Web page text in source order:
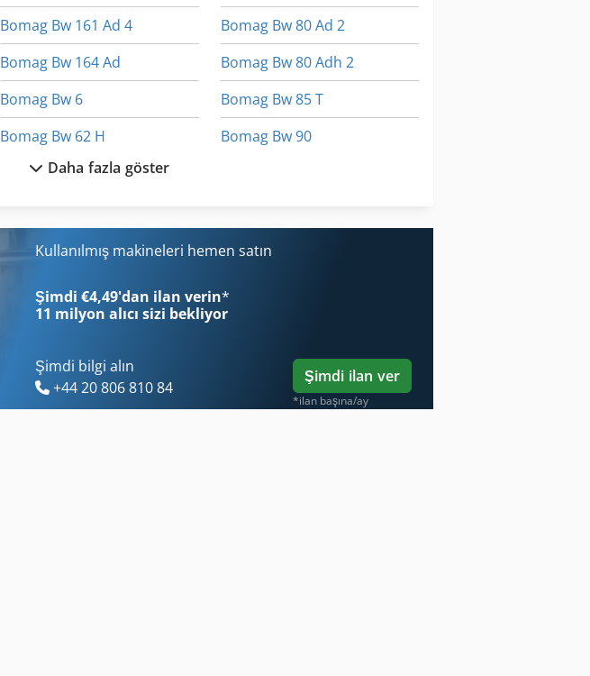
Bomag Bw 161 Ad 4
Bomag Bw 164 Ad
Bomag Bw 6
Bomag Bw 62 H
Bomag Bw 65 H
Bomag Bw 75 S
Bomag Bw 80 Ad 2
Bomag Bw 80 Adh 2
Bomag Bw 85 T
Bomag Bw 90
Daha fazla göster
Kullanılmış makineleri hemen satın
Şimdi €4,49'dan ilan verin*
11 milyon alıcı sizi bekliyor
Şimdi bilgi alın
+44 20 806 810 84
Şimdi ilan ver
*ilan başına/ay